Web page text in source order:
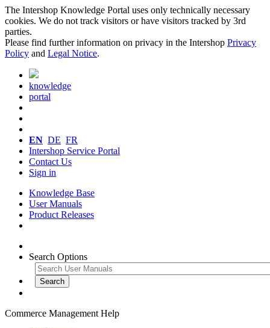
The Intershop Knowledge Portal uses only technically necessary
cookies. We do not track visitors or have visitors tracked by 3rd
parties.
Please find further information on privacy in the Intershop Privacy
Policy and Legal Notice.
knowledge
portal
EN DE FR
Intershop Service Portal
Contact Us
Sign in
Knowledge Base
User Manuals
Product Releases
Search Options
Commerce Management Help